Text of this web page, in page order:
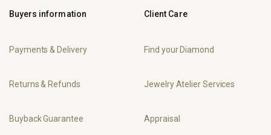
Buyers information
Payments & Delivery
Returns & Refunds
Buyback Guarantee
Client Care
Find your Diamond
Jewelry Atelier Services
Appraisal